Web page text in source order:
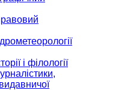
і філології